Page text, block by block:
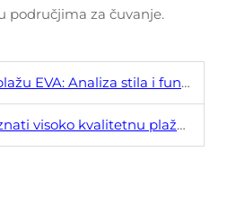
područjima za čuvanje.
EVA: Analiza stila i funkcionalnosti
visoko kvalitetnu plažnu torbu?